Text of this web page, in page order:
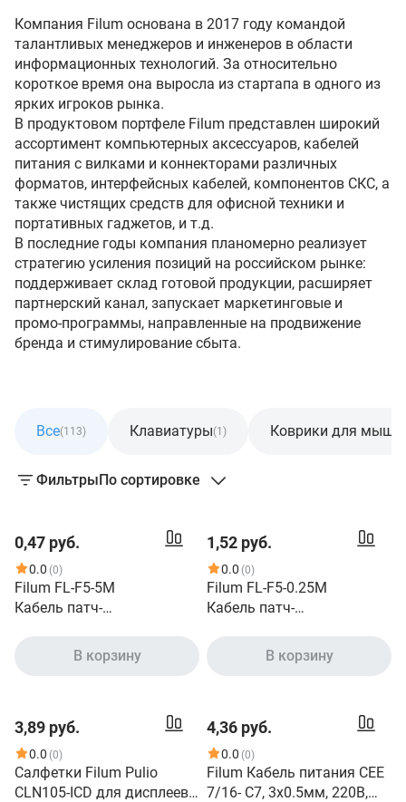
Компания Filum основана в 2017 году командой
талантливых менеджеров и инженеров в области
информационных технологий. За относительно
короткое время она выросла из стартапа в одного из
ярких игроков рынка.
В продуктовом портфеле Filum представлен широкий
ассортимент компьютерных аксессуаров, кабелей
питания с вилками и коннекторами различных
форматов, интерфейсных кабелей, компонентов СКС, а
также чистящих средств для офисной техники и
портативных гаджетов, и т.д.
В последние годы компания планомерно реализует
стратегию усиления позиций на российском рынке:
поддерживает склад готовой продукции, расширяет
партнерский канал, запускает маркетинговые и
промо-программы, направленные на продвижение
бренда и стимулирование сбыта.
Все(113) Клавиатуры(1) Коврики для
ФильтрыПо сортировке
0,47 руб.
0.0 (0)
Filum FL-F5-5M
Кабель патч-
WG 7x0.16 мм
, омедненный алюминий
В корзину
1,52 руб.
0.0 (0)
Filum FL-F5-0.25M
Кабель патч-
26AWG 7x0.16 мм
, омедненный алюминий
В корзину
3,89 руб.
0.0 (0)
Салфетки Filum Pulio
CLN105-ICD для дисплеев
4,36 руб.
0.0 (0)
Filum Кабель питания CEE
7/16- С7, 3х0.5мм, 220В,